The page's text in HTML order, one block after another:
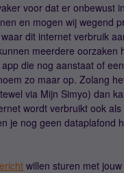
voor dat er onbewust
en mogen wij wegend
dit internet verbruik
meerdere oorzaken
die nog aanstaat of
zo maar op. Zolang
via Mijn Simyo) dan
wordt verbruikt ook als
je nog geen dataplafond
willen sturen met